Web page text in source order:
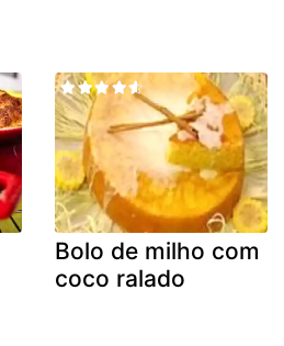
Bolo de milho com
coco ralado